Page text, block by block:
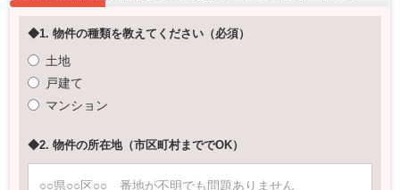
◆1. 物件の種類を教えてください（必須）
土地
戸建て
マンション
◆2. 物件の所在地（市区町村まででOK）